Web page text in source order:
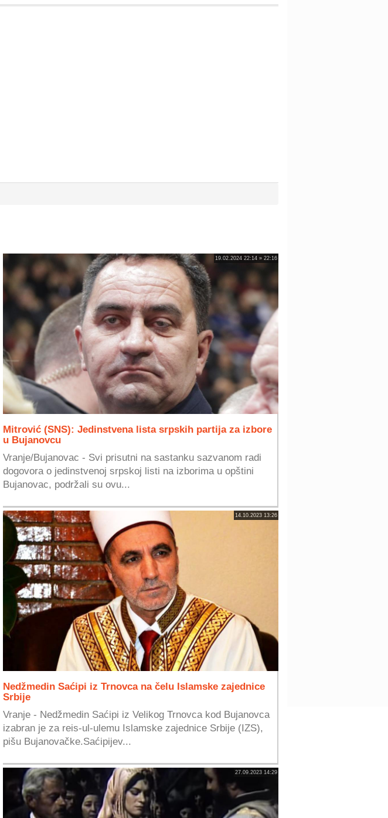
19.02.2024 22:14 » 22:16
Mitrović (SNS): Jedinstvena lista srpskih partija za izbore
u Bujanovcu
Vranje/Bujanovac - Svi prisutni na sastanku sazvanom radi
dogovora o jedinstvenoj srpskoj listi na izborima u opštini
Bujanovac, podržali su ovu...
14.10.2023 13:26
Nedžmedin Saćipi iz Trnovca na čelu Islamske zajednice
Srbije
Vranje - Nedžmedin Saćipi iz Velikog Trnovca kod Bujanovca
izabran je za reis-ul-ulemu Islamske zajednice Srbije (IZS),
pišu Bujanovačke.Saćipijev...
27.09.2023 14:29